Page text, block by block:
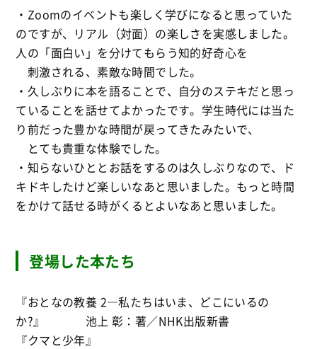
・Zoomのイベントも楽しく学びになると思っていた
のですが、リアル（対面）の楽しさを実感しました。
人の「面白い」を分けてもらう知的好奇心を
刺激される、素敵な時間でした。
・久しぶりに本を語ることで、自分のステキだと思っ
ていることを話せてよかったです。学生時代には当た
り前だった豊かな時間が戻ってきたみたいで、
とても貴重な体験でした。
・知らないひととお話をするのは久しぶりなので、ド
キドキしたけど楽しいなあと思いました。もっと時間
をかけて話せる時がくるとよいなあと思いました。
登場した本たち
『おとなの教養 2―私たちはいま、どこにいるの
か?』 池上 彰：著／NHK出版新書
『クマと少年』